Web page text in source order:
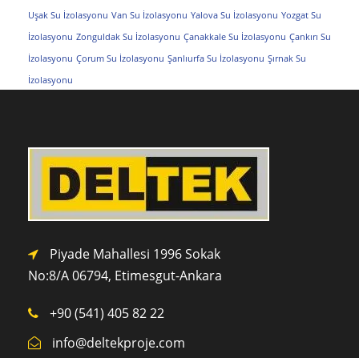
Uşak Su İzolasyonu Van Su İzolasyonu Yalova Su İzolasyonu Yozgat Su
İzolasyonu Zonguldak Su İzolasyonu Çanakkale Su İzolasyonu Çankırı Su
İzolasyonu Çorum Su İzolasyonu Şanlıurfa Su İzolasyonu Şırnak Su
İzolasyonu
Piyade Mahallesi 1996 Sokak
No:8/A 06794, Etimesgut-Ankara
+90 (541) 405 82 22
info@deltekproje.com